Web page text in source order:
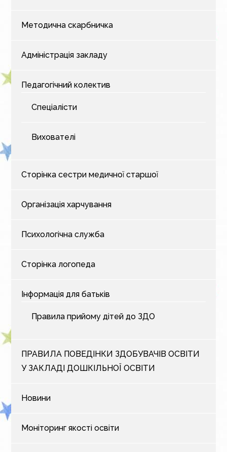
Методична скарбничка
Адміністрація закладу
Педагогічний колектив
Спеціалісти
Вихователі
Сторінка сестри медичної старшої
Організація харчування
Психологічна служба
Сторінка логопеда
Інформація для батьків
Правила прийому дітей до ЗДО
ПРАВИЛА ПОВЕДІНКИ ЗДОБУВАЧІВ ОСВІТИ
У ЗАКЛАДІ ДОШКІЛЬНОЇ ОСВІТИ
Новини
Моніторинг якості освіти